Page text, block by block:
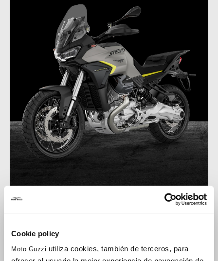
Cookie policy
Moto Guzzi utiliza cookies, también de terceros, para